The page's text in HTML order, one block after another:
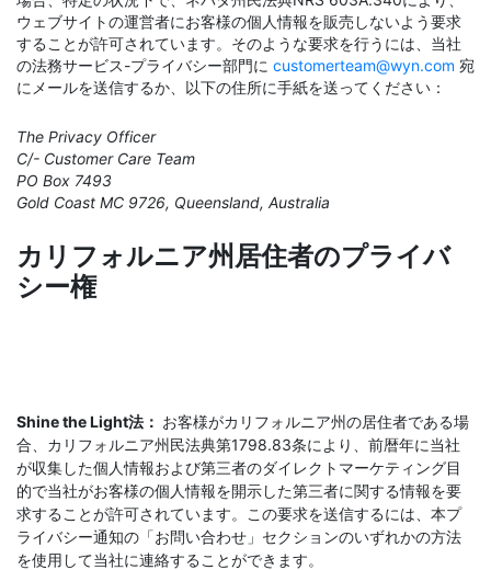
ウェブサイトの運営者にお客様の個人情報を販売しないよう要求
することが許可されています。そのような要求を行うには、当社
の法務サービス-プライバシー部門に customerteam@wyn.com 宛
にメールを送信するか、以下の住所に手紙を送ってください：
The Privacy Officer
C/- Customer Care Team
PO Box 7493
Gold Coast MC 9726, Queensland, Australia
カリフォルニア州居住者のプライバ
シー権
Shine the Light法： お客様がカリフォルニア州の居住者である場
合、カリフォルニア州民法典第1798.83条により、前暦年に当社
が収集した個人情報および第三者のダイレクトマーケティング目
的で当社がお客様の個人情報を開示した第三者に関する情報を要
求することが許可されています。この要求を送信するには、本プ
ライバシー通知の「お問い合わせ」セクションのいずれかの方法
を使用して当社に連絡することができます。